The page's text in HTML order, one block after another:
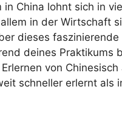
in China lohnt sich in
in der Wirtschaft
dieses faszinierende
deines Praktikums
von Chinesisch
schneller erlernt als